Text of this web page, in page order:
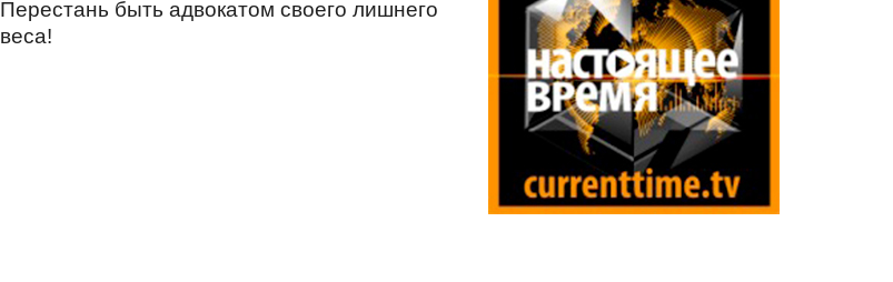
Перестань быть адвокатом своего лишнего
веса!